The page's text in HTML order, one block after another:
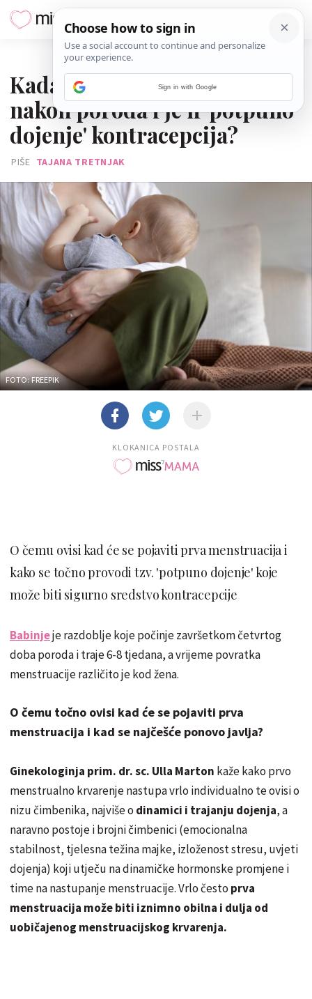
Kada očekivati menstruaciju
nakon poroda i je li 'potpuno
dojenje' kontracepcija?
PIŠE TAJANA TRETNJAK
FOTO: FREEPIK
KLOKANICA POSTALA
O čemu ovisi kad će se pojaviti prva menstruacija i
kako se točno provodi tzv. 'potpuno dojenje' koje
može biti sigurno sredstvo kontracepcije
Babinjeje razdoblje koje počinje završetkom četvrtog
doba poroda i traje 6-8 tjedana, a vrijeme povratka
menstruacije različito je kod žena.
O čemu točno ovisi kad će se pojaviti prva
menstruacija i kad se najčešće ponovo javlja?
Ginekologinja prim. dr. sc. Ulla Marton kaže kako prvo
menstrualno krvarenje nastupa vrlo individualno te ovisi o
nizu čimbenika, najviše o dinamici i trajanju dojenja, a
naravno postoje i brojni čimbenici (emocionalna
stabilnost, tjelesna težina majke, izloženost stresu, uvjeti
dojenja) koji utječu na dinamičke hormonske promjene i
time na nastupanje menstruacije. Vrlo često prva
menstruacija može biti iznimno obilna i dulja od
uobičajenog menstruacijskog krvarenja.
Sign in with Google